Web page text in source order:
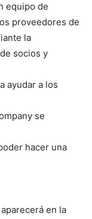
equipo de
proveedores de
la
socios y
ayudar a los
se
hacer una
en la